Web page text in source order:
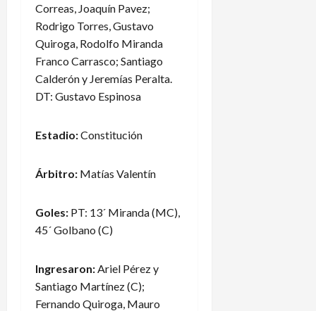
Correas, Joaquín Pavez;
Rodrigo Torres, Gustavo
Quiroga, Rodolfo Miranda
Franco Carrasco; Santiago
Calderón y Jeremías Peralta.
DT: Gustavo Espinosa
Estadio:Constitución
Árbitro: Matías Valentín
Goles: PT: 13´ Miranda (MC),
45´ Golbano (C)
Ingresaron:Ariel Pérez y
Santiago Martínez (C);
Fernando Quiroga, Mauro